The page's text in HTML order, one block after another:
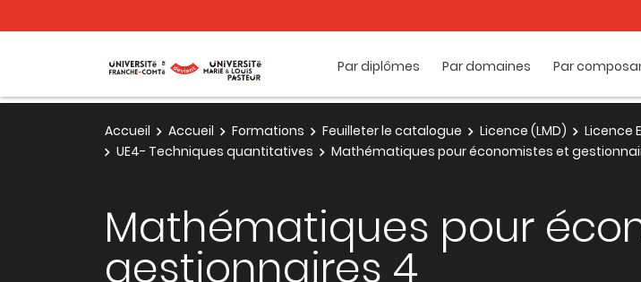
Par diplômes Par domaines Par
Accueil Accueil Formations Feuilleter le catalogue Licence (LMD) Licence
UE4- Techniques quantitatives
Mathématiques pour économistes et
Mathématiques pour
gestionnaires 4